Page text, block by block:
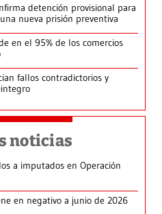
detención provisional para
nueva prisión preventiva
en el 95% de los comercios
fallos contradictorios y
noticias
a imputados en Operación
en negativo a junio de 2026